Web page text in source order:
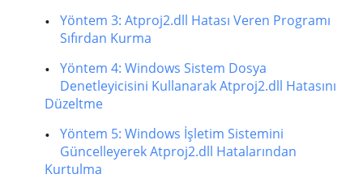
Yöntem 3: Atproj2.dll Hatası Veren Programı
Sıfırdan Kurma
Yöntem 4: Windows Sistem Dosya
Denetleyicisini Kullanarak Atproj2.dll Hatasını
Düzeltme
Yöntem 5: Windows İşletim Sistemini
Güncelleyerek Atproj2.dll Hatalarından
Kurtulma